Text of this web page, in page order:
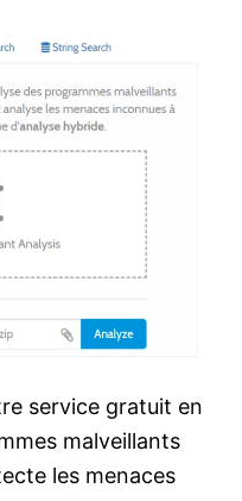
service gratuit en
malveillants
les menaces